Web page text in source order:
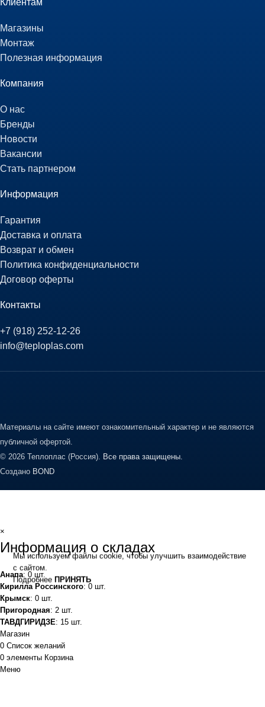
Клиентам
Магазины
Монтаж
Полезная информация
Компания
О нас
Бренды
Новости
Вакансии
Стать партнером
Информация
Гарантия
Доставка и оплата
Возврат и обмен
Политика конфиденциальности
Договор оферты
Контакты
+7 (918) 252-12-26
info@teploplas.com
Материалы на сайте имеют ознакомительный характер и не являются
публичной офертой.
© 2026 Теплоплас (Россия). Все права защищены.
Создано BOND
Мы используем файлы cookie, чтобы улучшить взаимодействие
с сайтом.
Подробнее ПРИНЯТЬ
×
Информация о складах
Анапа: 0 шт.
Кирилла Россинского: 0 шт.
Крымск: 0 шт.
Пригородная: 2 шт.
ТАВДГИРИДЗЕ: 15 шт.
Магазин
0 Список желаний
0 элементы Корзина
Меню